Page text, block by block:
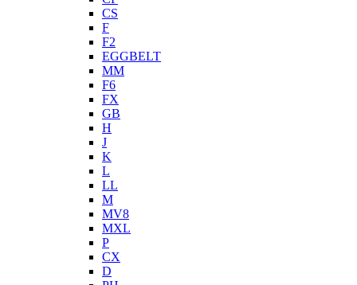
CS
F
F2
EGGBELT
MM
F6
FX
GB
H
J
K
L
LL
M
MV8
MXL
P
CX
D